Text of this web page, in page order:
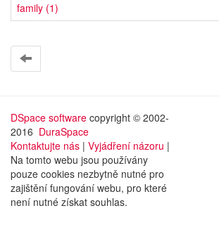
family (1)
DSpace software copyright © 2002-
2016 DuraSpace
Kontaktujte nás | Vyjádření názoru |
Na tomto webu jsou používány
pouze cookies nezbytně nutné pro
zajištění fungování webu, pro které
není nutné získat souhlas.